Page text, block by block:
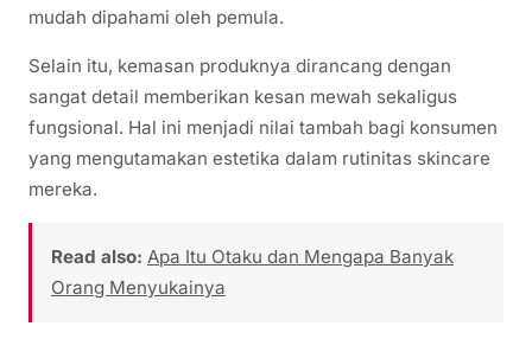
mudah dipahami oleh pemula.
Selain itu, kemasan produknya dirancang dengan
sangat detail memberikan kesan mewah sekaligus
fungsional. Hal ini menjadi nilai tambah bagi konsumen
yang mengutamakan estetika dalam rutinitas skincare
mereka.
Read also: Apa Itu Otaku dan Mengapa Banyak
Orang Menyukainya